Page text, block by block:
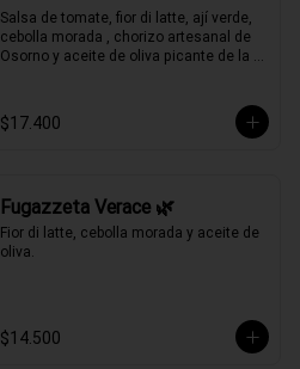
Salsa de tomate, fior di latte, ají verde,
cebolla morada , chorizo artesanal de
Osorno y aceite de oliva picante de la
$17.400
Fugazzeta Verace 🌿
Fior di latte, cebolla morada y aceite de
oliva.
$14.500